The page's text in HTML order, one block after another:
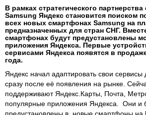
В рамках стратегического
Samsung Яндекс становится поиском
всех новых смартфонах Samsung на
предназначенных для стран СНГ.
смартфонах будут предустановлены
приложения Яндекса. Первые
сервисами Яндекса появятся в
года.
Яндекс начал адаптировать свои
сразу после её появления на рынке.
поддерживают Яндекс.Карты, Почта,
популярные приложения Яндекса. Они и
предустановлены в новые смартфоны на